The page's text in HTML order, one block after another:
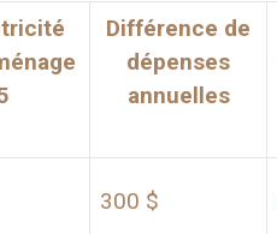
Différence de
dépenses
annuelles
300 $